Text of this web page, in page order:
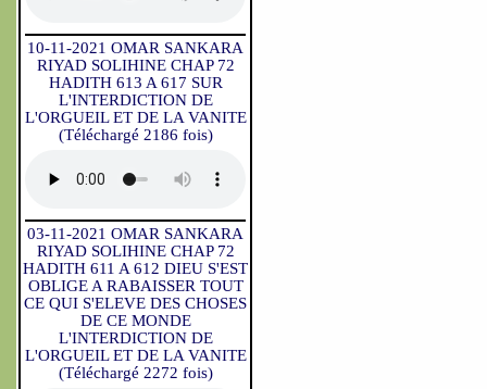
10-11-2021 OMAR SANKARA
RIYAD SOLIHINE CHAP 72
HADITH 613 A 617 SUR
L'INTERDICTION DE
L'ORGUEIL ET DE LA VANITE
(Téléchargé 2186 fois)
03-11-2021 OMAR SANKARA
RIYAD SOLIHINE CHAP 72
HADITH 611 A 612 DIEU S'EST
OBLIGE A RABAISSER TOUT
CE QUI S'ELEVE DES CHOSES
DE CE MONDE
L'INTERDICTION DE
L'ORGUEIL ET DE LA VANITE
(Téléchargé 2272 fois)